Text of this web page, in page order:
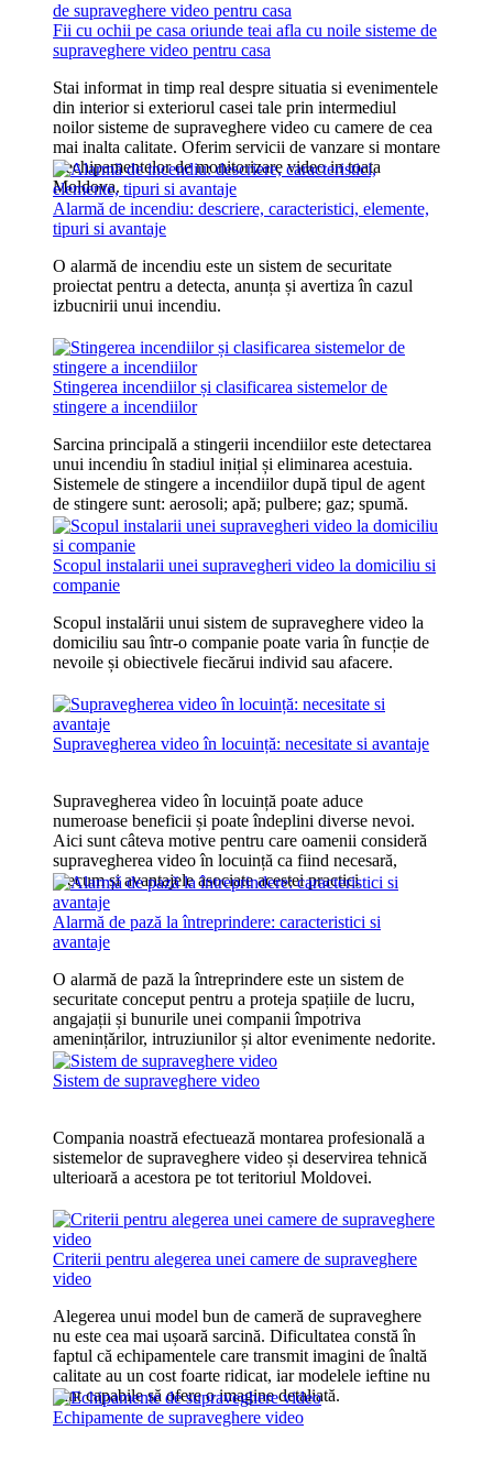
Fii cu ochii pe casa oriunde teai afla cu noile sisteme de
supraveghere video pentru casa
Stai informat in timp real despre situatia si evenimentele
din interior si exteriorul casei tale prin intermediul
noilor sisteme de supraveghere video cu camere de cea
mai inalta calitate. Oferim servicii de vanzare si montare
a echipamentelor de monitorizare video in toata
Moldova.
Alarmă de incendiu: descriere, caracteristici, elemente,
tipuri si avantaje
O alarmă de incendiu este un sistem de securitate
proiectat pentru a detecta, anunța și avertiza în cazul
izbucnirii unui incendiu.
Stingerea incendiilor și clasificarea sistemelor de
stingere a incendiilor
Sarcina principală a stingerii incendiilor este detectarea
unui incendiu în stadiul inițial și eliminarea acestuia.
Sistemele de stingere a incendiilor după tipul de agent
de stingere sunt: aerosoli; apă; pulbere; gaz; spumă.
Scopul instalarii unei supravegheri video la domiciliu si
companie
Scopul instalării unui sistem de supraveghere video la
domiciliu sau într-o companie poate varia în funcție de
nevoile și obiectivele fiecărui individ sau afacere.
Supravegherea video în locuință: necesitate si avantaje
Supravegherea video în locuință poate aduce
numeroase beneficii și poate îndeplini diverse nevoi.
Aici sunt câteva motive pentru care oamenii consideră
supravegherea video în locuință ca fiind necesară,
precum și avantajele asociate acestei practici
Alarmă de pază la întreprindere: caracteristici si
avantaje
O alarmă de pază la întreprindere este un sistem de
securitate conceput pentru a proteja spațiile de lucru,
angajații și bunurile unei companii împotriva
amenințărilor, intruziunilor și altor evenimente nedorite.
Sistem de supraveghere video
Compania noastră efectuează montarea profesională a
sistemelor de supraveghere video și deservirea tehnică
ulterioară a acestora pe tot teritoriul Moldovei.
Criterii pentru alegerea unei camere de supraveghere
video
Alegerea unui model bun de cameră de supraveghere
nu este cea mai ușoară sarcină. Dificultatea constă în
faptul că echipamentele care transmit imagini de înaltă
calitate au un cost foarte ridicat, iar modelele ieftine nu
sunt capabile să ofere o imagine detaliată.
Echipamente de supraveghere video